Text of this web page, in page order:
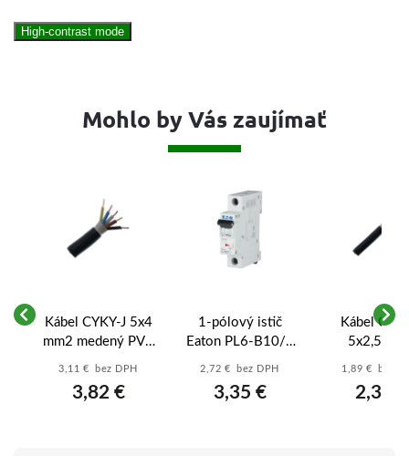
High-contrast mode
Mohlo by Vás zaujímať
Kábel CYKY-J 5x4
mm2 medený PVC
čierny - 5-žilový
výkonné varné
3,11 € bez DPH
3,82 €
1-pólový istič
Eaton PL6-B10/1
10A B 6kA
Moeller
2,72 € bez DPH
3,35 €
Kábel
5x2,5
medený
prívod pre
1,89 € bez
2,33 €